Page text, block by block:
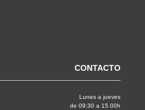
CONTACTO
Lunes a jueves
de 09:30 a 15.00h